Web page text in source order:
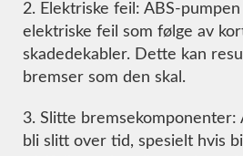
2. Elektriske feil: ABS-
elektriske feil som følge av
skadedekabler. Dette kan
bremser som den skal.
3. Slitte bremsekomponenter:
bli slitt over tid, spesielt hvis